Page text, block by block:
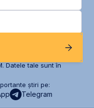
Datele tale sunt în
știri pe:
Telegram